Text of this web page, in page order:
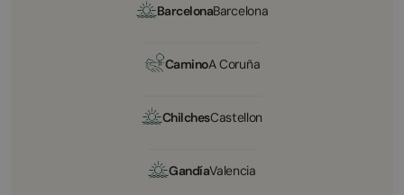
BarcelonaBarcelona
CaminoA Coruña
ChilchesCastellon
GandíaValencia